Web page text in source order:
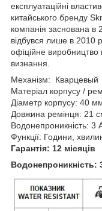
експлуатаційні
китайського бренду
компанія заснована в
відбувся лише в 2010
офіційне виробництво
визнання.
Механізм: Кварцевый
Матеріал корпусу /
Діаметр корпусу: 40
Довжина ремінця: 21
Водонепроникність: 3
Функції: Години,
Гарантія: 12 місяців
Водонепроникність: